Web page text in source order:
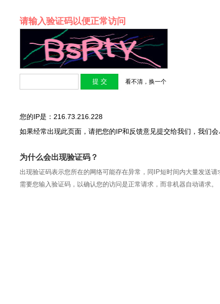
请输入验证码以便正常访问
看不清，换一个
您的IP是：216.73.216.228
如果经常出现此页面，请把您的IP和反馈意见提交给我们，我们
为什么会出现验证码？
出现验证码表示您所在的网络可能存在异常，同IP短时间内大量发送
需要您输入验证码，以确认您的访问是正常请求，而非机器自动请求。